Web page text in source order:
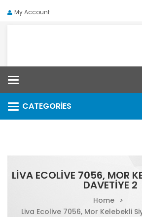
My Account
CATEGORIES
Categories
LIVA ECOLIVE 7056, MOR
DAVETIYE 2
Home
>
Liva Ecolive 7056, Mor Kelebekli